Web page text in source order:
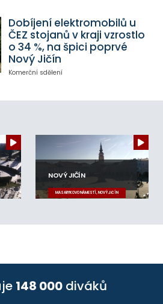
Dobíjení elektromobilů u
ČEZ stojanů v kraji vzrostlo
o 34 %, na špici poprvé
Nový Jičín
Komerční sdělení
NOVÝ JIČÍN
MASARYKOVO NÁMĚSTÍ, NOVÝ JIČÍN
148 000 diváků